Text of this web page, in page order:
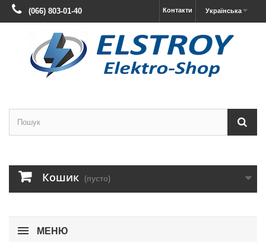
Українська
Контакти
(066) 803-01-40
Кошик (пусто)
МЕНЮ